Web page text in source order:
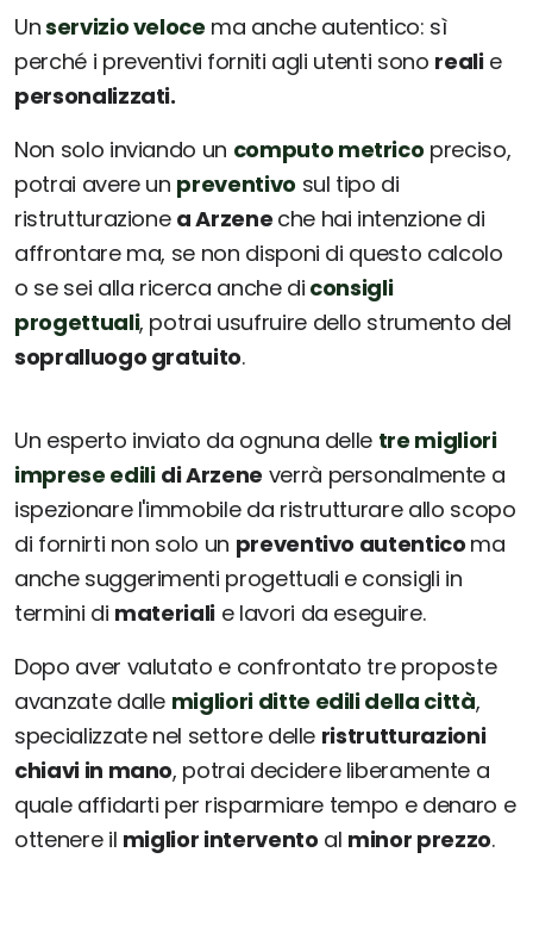
Unservizio veloce ma anche autentico: sì
perché i preventivi forniti agli utenti sono realie
personalizzati.
Non solo inviando un computo metrico preciso,
potrai avere un preventivo sul tipo di
ristrutturazione a Arzene che hai intenzione di
affrontare ma, se non disponi di questo calcolo
o se sei alla ricerca anche di consigli
progettuali, potrai usufruire dello strumento del
sopralluogo gratuito.
Un esperto inviato da ognuna delle tre migliori
imprese edili di Arzene verrà personalmente a
ispezionare l'immobile da ristrutturare allo scopo
di fornirti non solo un preventivo autentico ma
anche suggerimenti progettuali e consigli in
termini di materiali e lavori da eseguire.
Dopo aver valutato e confrontato tre proposte
avanzate dalle migliori ditte edili della città,
specializzate nel settore delle ristrutturazioni
chiavi in mano, potrai decidere liberamente a
quale affidarti per risparmiare tempo e denaro e
ottenere il miglior intervento al minor prezzo.